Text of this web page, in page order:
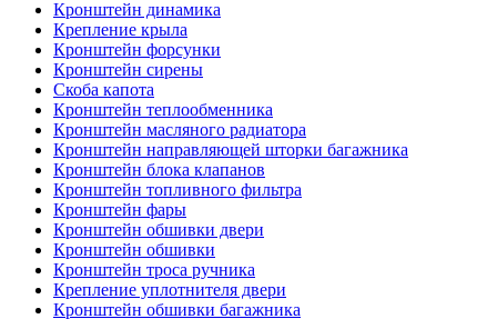
Кронштейн динамика
Крепление крыла
Кронштейн форсунки
Кронштейн сирены
Скоба капота
Кронштейн теплообменника
Кронштейн масляного радиатора
Кронштейн направляющей шторки багажника
Кронштейн блока клапанов
Кронштейн топливного фильтра
Кронштейн фары
Кронштейн обшивки двери
Кронштейн обшивки
Кронштейн троса ручника
Крепление уплотнителя двери
Кронштейн обшивки багажника